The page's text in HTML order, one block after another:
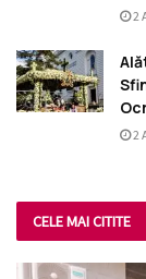
2
2
CELE MAI CITITE